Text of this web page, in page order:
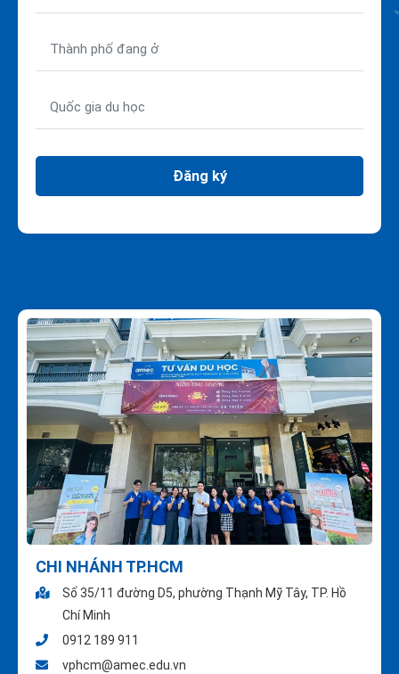
Đăng ký
CHI NHÁNH TP.HCM
Số 35/11 đường D5, phường Thạnh Mỹ Tây, TP. Hồ
Chí Minh
0912 189 911
vphcm@amec.edu.vn